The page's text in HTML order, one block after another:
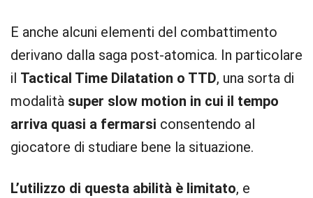
E anche alcuni elementi del combattimento
derivano dalla saga post-atomica. In particolare
il Tactical Time Dilatation o TTD, una sorta di
modalità super slow motion in cui il tempo
arriva quasi a fermarsi consentendo al
giocatore di studiare bene la situazione.
L’utilizzo di questa abilità è limitato, e